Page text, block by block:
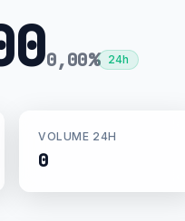
0,00% 24h
VOLUME 24H
0